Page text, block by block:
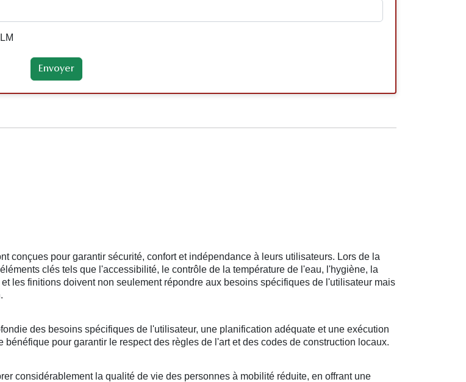
conçues pour garantir sécurité, confort et indépendance à leurs utilisateurs. Lors de la
clés tels que l'accessibilité, le contrôle de la température de l'eau, l'hygiène, la
les finitions doivent non seulement répondre aux besoins spécifiques de l'utilisateur mais
des besoins spécifiques de l'utilisateur, une planification adéquate et une exécution
pour garantir le respect des règles de l'art et des codes de construction locaux.
considérablement la qualité de vie des personnes à mobilité réduite, en offrant une